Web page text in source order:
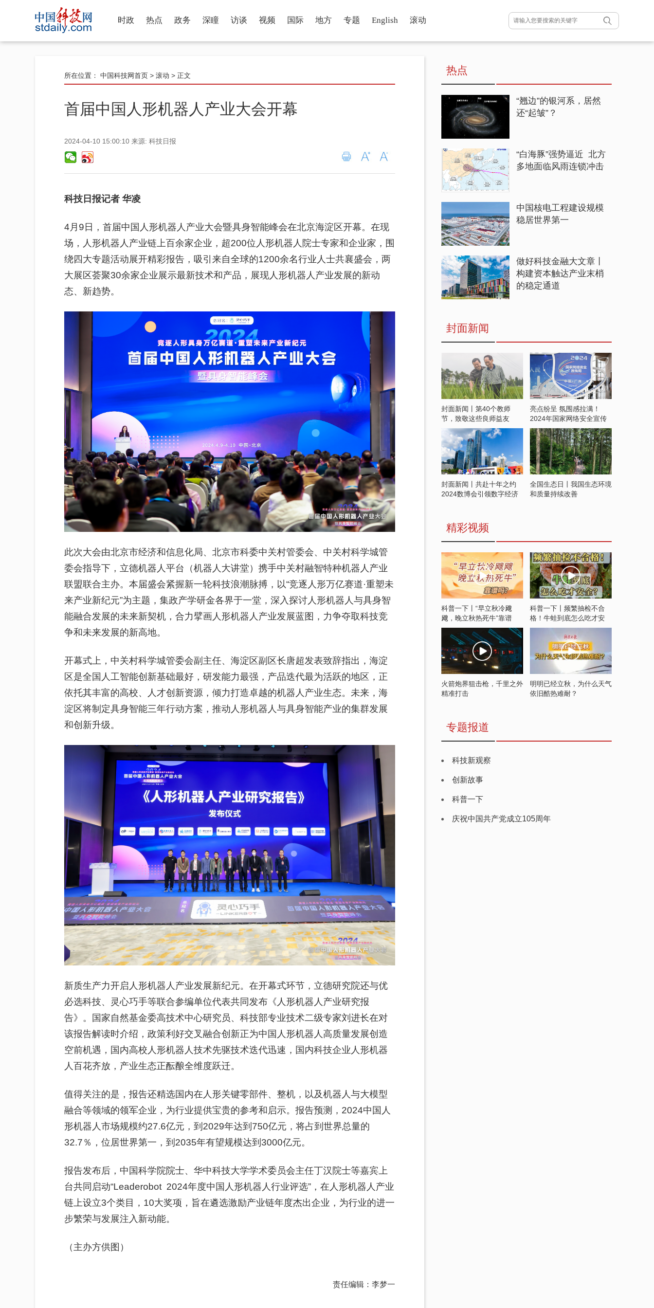
时政 热点 政务 深瞳 访谈 视频 国际 地方 专题 English 滚动
所在位置： 中国科技网首页 > 滚动 > 正文
首届中国人形机器人产业大会开幕
2024-04-10 15:00:10 来源: 科技日报
科技日报记者 华凌
4月9日，首届中国人 形机器人产业大会暨具身智能峰会在北京海淀区开幕。在现
场，人形机器人产业链上百余家企业，超200位人形机器人院士专家和企业家，围
绕四大专题活动展开精彩报告，吸引来自全球的1200余名行业人士共襄盛会，两
大展区荟聚30余家企业展示最新技术和产品，展现人形机器人产业发展的新动
态、新趋势。
此次大会由北京市经济和信息化局、北京市科委中关村管委会、中关村科学城管
委会指导下，立德机器人平台（机器人大讲堂）携手中关村融智特种机器人产业
联盟联合主办。本届盛会紧握新一轮科技浪潮脉搏，以“竞逐人形万亿赛道·重塑未
来产业新纪元”为主题，集政产学研金各界于一堂，深入探讨人形机器人与具身智
能融合发展的未来新契机，合力擘画人形机器人产业发展蓝图，力争夺取科技竞
争和未来发展的新高地。
开幕式上，中关村科学城管委会副主任、海淀区副区长唐超发表致辞指出，海淀
区是全国人工智能创新基础最好，研发能力最强，产品迭代最为活跃的地区，正
依托其丰富的高校、人才创新资源，倾力打造卓越的机器人产业生态。未来，海
淀区将制定具身智能三年行动方案，推动人形机器人与具身智能产业的集群发展
和创新升级。
新质生产力开启人形机器人产业发展新纪元。在开幕式环节，立德研究院还与优
必选科技、灵心巧手等联合参编单位代表共同发布《人形机器人产业研究报
告》。国家自然基金委高技术中心研究员、科技部专业技术二级专家刘进长在对
该报告解读时介绍，政策利好交叉融合创新正为中国人形机器人高质量发展创造
空前机遇，国内高校人形机器人技术先驱技术迭代迅速，国内科技企业人形机器
人百花齐放，产业生态正酝酿全维度跃迁。
值得关注的是，报告还精选国内在人形关键零部件、整机，以及机器人与大模型
融合等领域的领军企业，为行业提供宝贵的参考和启示。报告预测，2024中国人
形机器人市场规模约27.6亿元，到2029年达到750亿元，将占到世界总量的
32.7％，位居世界第一，到2035年有望规模达到3000亿元。
报告发布后，中国科学院院士、华中科技大学学术委员会主任丁汉 院士等嘉宾上
台共同启动“Leaderobot 2024年度中国人形机器人行业评选”，在人形机器人产业
链上设立3个类目，10大奖项，旨在遴选激励产业链年度杰出企业，为行业的进一
步繁荣与发展注入新动能。
（主办方供图）
责任编辑：李梦一
热点
“翘边”的银河系，居然
还“起皱”？
“白海豚”强势逼近 北方
多地面临风雨连锁冲击
中国核电工程建设规模
稳居世界第一
做好科技金融大文章丨
构建资本触达产业末梢
的稳定通道
封面新闻
封面新闻丨第40个教师
节，致敬这些良师益友
亮点纷呈 氛围感拉满！
2024年国家网络安全宣传
周开启
封面新闻丨共赴十年之约
2024数博会引领数字经济
全国生态日丨我国生态环境
和质量持续改善
精彩视频
科普一下丨“早立秋冷飕
飕，晚立秋热死牛”靠谱
吗？
科普一下丨频繁抽检不合
格！牛蛙到底怎么吃才安
全？
火箭炮界狙击枪，千里之外
精准打击
明明已经立秋，为什么天气
依旧酷热难耐？
专题报道
科技新观察
创新故事
科普一下
庆祝中国共产党成立105周年